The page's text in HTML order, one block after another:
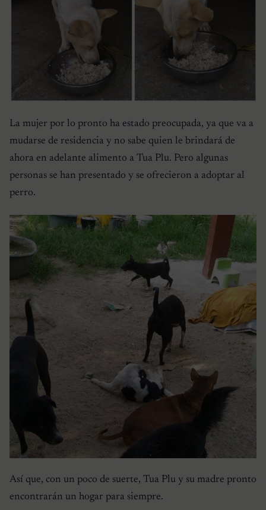
La mujer por lo pronto ha estado preocupada, ya que va a
mudarse de residencia y no sabe quien le brindará de
ahora en adelante alimento a Tua Plu. Pero algunas
personas se han presentado y se ofrecieron a adoptar al
perro.
Así que, con un poco de suerte, Tua Plu y su madre pronto
encontrarán un hogar para siempre.